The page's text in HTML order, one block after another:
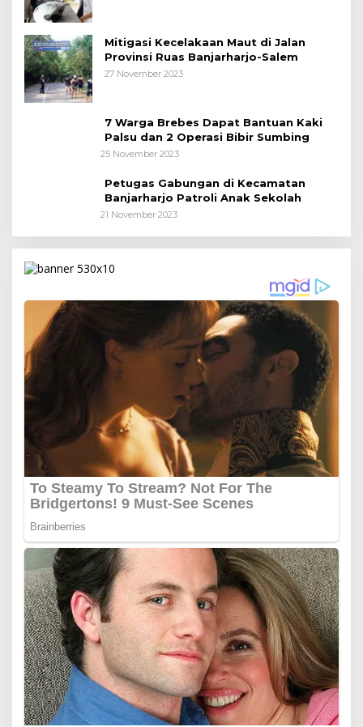
Mitigasi Kecelakaan Maut di Jalan
Provinsi Ruas Banjarharjo-Salem
27 November 2023
7 Warga Brebes Dapat Bantuan Kaki
Palsu dan 2 Operasi Bibir Sumbing
25 November 2023
Petugas Gabungan di Kecamatan
Banjarharjo Patroli Anak Sekolah
21 November 2023